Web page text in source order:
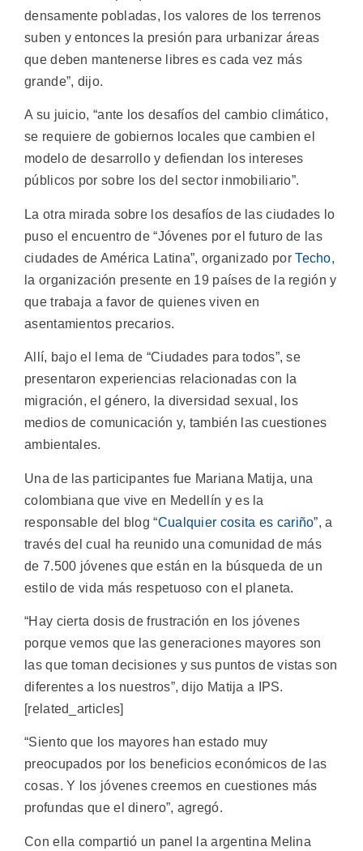
densamente pobladas, los valores de los terrenos
suben y entonces la presión para urbanizar áreas
que deben mantenerse libres es cada vez más
grande”, dijo.
A su juicio, “ante los desafíos del cambio climático,
se requiere de gobiernos locales que cambien el
modelo de desarrollo y defiendan los intereses
públicos por sobre los del sector inmobiliario”.
La otra mirada sobre los desafíos de las ciudades lo
puso el encuentro de “Jóvenes por el futuro de las
ciudades de América Latina”, organizado porTecho,
la organización presente en 19 países de la región y
que trabaja a favor de quienes viven en
asentamientos precarios.
Allí, bajo el lema de “Ciudades para todos”, se
presentaron experiencias relacionadas con la
migración, el género, la diversidad sexual, los
medios de comunicación y, también las cuestiones
ambientales.
Una de las participantes fue Mariana Matija, una
colombiana que vive en Medellín y es la
responsable del blog “Cualquier cosita es cariño”, a
través del cual ha reunido una comunidad de más
de 7.500 jóvenes que están en la búsqueda de un
estilo de vida más respetuoso con el planeta.
“Hay cierta dosis de frustración en los jóvenes
porque vemos que las generaciones mayores son
las que toman decisiones y sus puntos de vistas son
diferentes a los nuestros”, dijo Matija a IPS.
[related_articles]
“Siento que los mayores han estado muy
preocupados por los beneficios económicos de las
cosas. Y los jóvenes creemos en cuestiones más
profundas que el dinero”, agregó.
Con ella compartió un panel la argentina Melina